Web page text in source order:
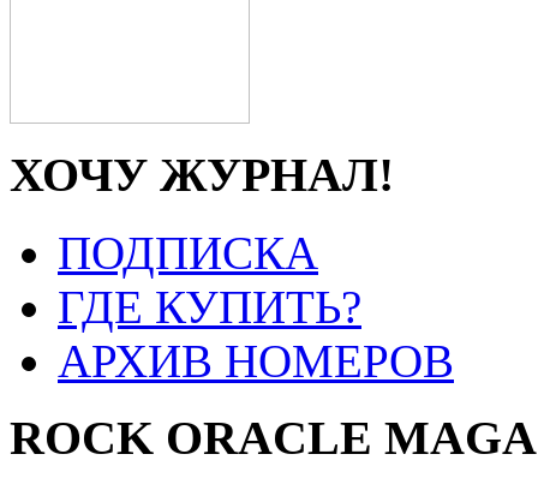
ХОЧУ ЖУРНАЛ!
ПОДПИСКА
ГДЕ КУПИТЬ?
АРХИВ НОМЕРОВ
ROCK ORACLE